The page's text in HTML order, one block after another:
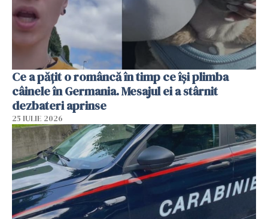
Ce a pățit o româncă în timp ce își plimba
câinele în Germania. Mesajul ei a stârnit
dezbateri aprinse
25 IULIE 2026